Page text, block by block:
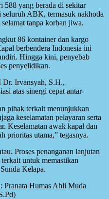
yang berada di sekitar
seluruh ABK, termasuk nakhoda
tanpa korban jiwa.
86 kontainer dan kargo
berbendera Indonesia ini
Hingga kini, penyebab
penyelidikan.
Irvansyah, S.H.,
atas sinergi cepat antar-
pihak terkait menunjukkan
keselamatan pelayaran serta
Keselamatan awak kapal dan
prioritas utama,” tegasnya.
Proses penanganan lanjutan
untuk memastikan
Kelapa.
Pranata Humas Ahli Muda